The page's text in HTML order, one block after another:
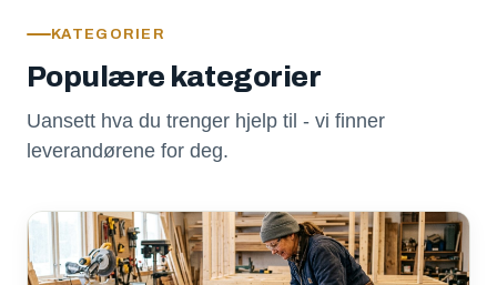
KATEGORIER
Populære kategorier
Uansett hva du trenger hjelp til - vi finner
leverandørene for deg.